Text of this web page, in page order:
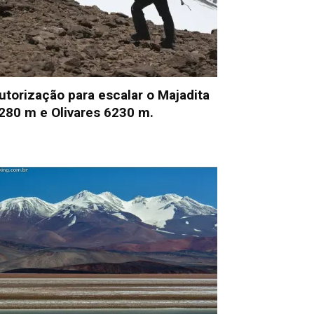
para escalar o Majadita
m e Olivares 6230 m.